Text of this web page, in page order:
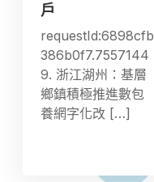
戶
requestId:6898cfb
386b0f7.7557144
9. 浙江湖州：基層
鄉鎮積極推進數包
養網字化改 […]